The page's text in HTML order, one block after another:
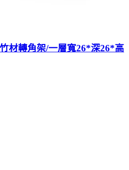
材轉角架/一層寬26*深26*高